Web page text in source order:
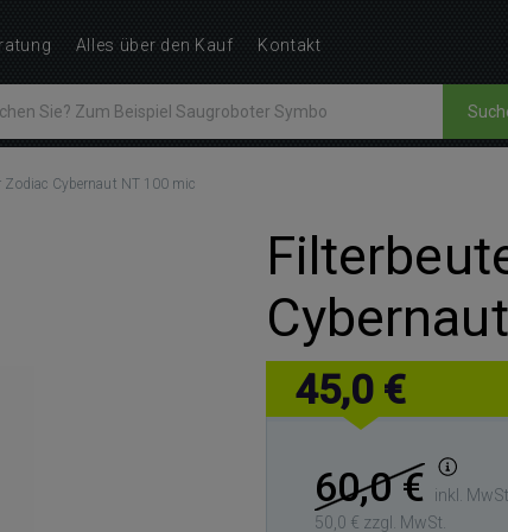
Zodiac Cybernaut NT 100 mic
45,0 €
60,0 €
inkl. MwSt.
50,0 € zzgl. MwSt.
Alles über den Kauf Kontakt